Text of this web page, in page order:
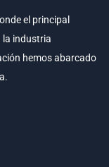
el principal
la industria
hemos abarcado